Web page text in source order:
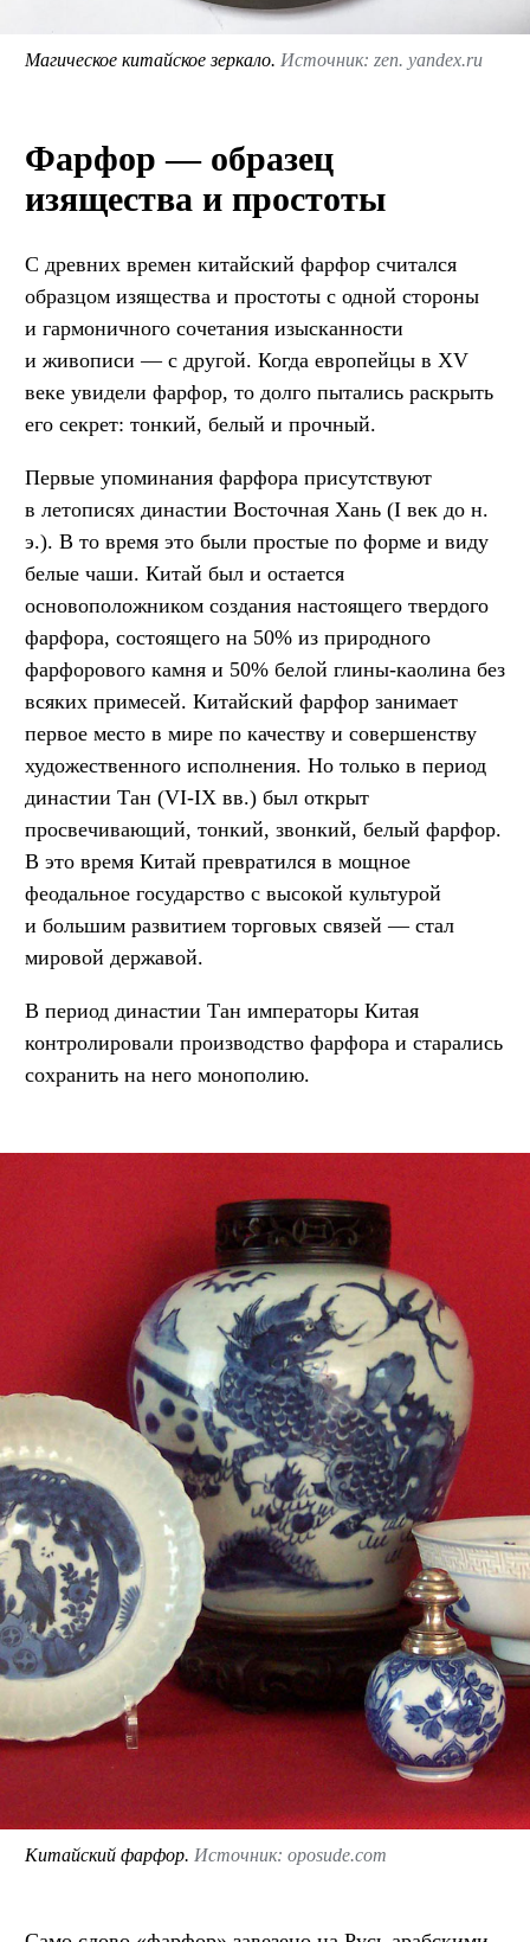
Магическое китайское зеркало. Источник: zen. yandex.ru
Фарфор — образец
изящества и простоты
С древних времен китайский фарфор считался
образцом изящества и простоты с одной стороны
и гармоничного сочетания изысканности
и живописи — с другой. Когда европейцы в XV
веке увидели фарфор, то долго пытались раскрыть
его секрет: тонкий, белый и прочный.
Первые упоминания фарфора присутствуют
в летописях династии Восточная Хань (I век до н.
э.). В то время это были простые по форме и виду
белые чаши. Китай был и остается
основоположником создания настоящего твердого
фарфора, состоящего на 50% из природного
фарфорового камня и 50% белой глины-каолина без
всяких примесей. Китайский фарфор занимает
первое место в мире по качеству и совершенству
художественного исполнения. Но только в период
династии Тан (VI-IX вв.) был открыт
просвечивающий, тонкий, звонкий, белый фарфор.
В это время Китай превратился в мощное
феодальное государство с высокой культурой
и большим развитием торговых связей — стал
мировой державой.
В период династии Тан императоры Китая
контролировали производство фарфора и старались
сохранить на него монополию.
Китайский фарфор. Источник: oposude.com